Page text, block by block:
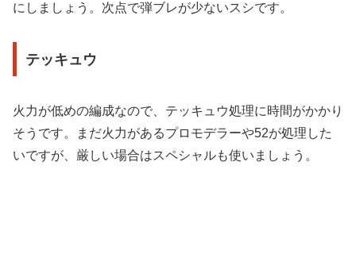
にしましょう。次点で弾ブレが少ないスシです。
テッキュウ
火力が低めの編成なので、テッキュウ処理に時間がかかり
そうです。まだ火力があるプロモデラーや52が処理した
いですが、厳しい場合はスペシャルも使いましょう。